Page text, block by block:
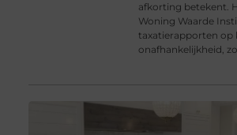
afkorting betekent.
Woning Waarde
taxatierapporten op
onafhankelijkheid,